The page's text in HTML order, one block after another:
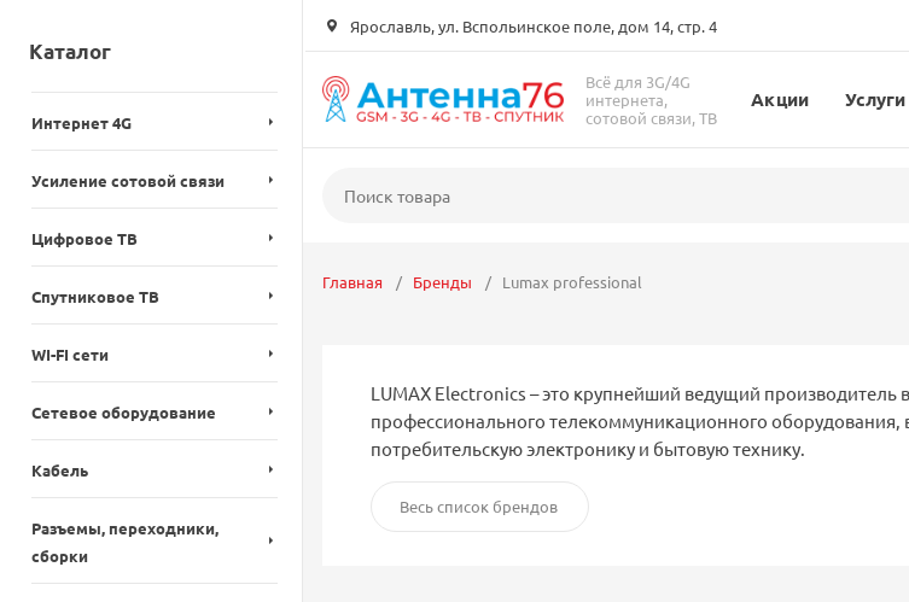
Ярославль, ул. Вспольинское поле, дом 14, стр. 4
Всё для 3G/4G
интернета,
сотовой связи, ТВ
Акции Услуги
Каталог
Интернет 4G
Усиление сотовой связи
Цифровое ТВ
Спутниковое ТВ
WI-FI сети
Сетевое оборудование
Кабель
Разъемы, переходники,
сборки
Главная Бренды Lumax professional
LUMAX Electronics – это крупнейший ведущий производитель
профессионального телекоммуникационного
потребительскую электронику и бытовую технику.
Весь список брендов